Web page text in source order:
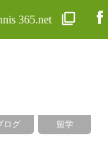
365.net
ログ 留学